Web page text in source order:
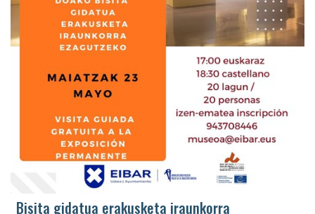
Bisita gidatua erakusketa iraunkorra